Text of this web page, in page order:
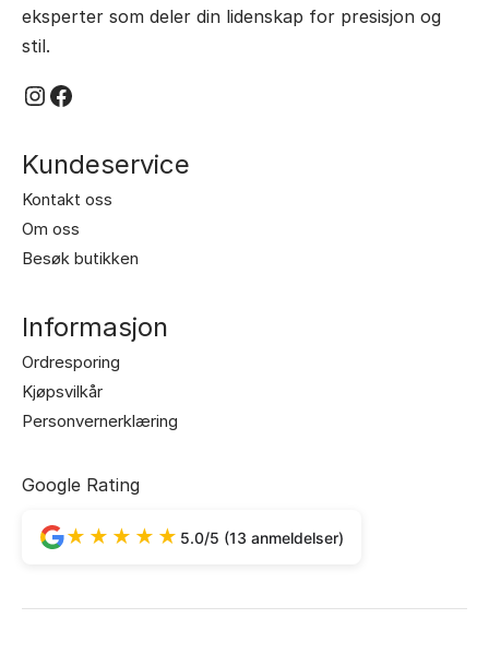
eksperter som deler din lidenskap for presisjon og
stil.
Instagram
Facebook
Kundeservice
Kontakt oss
Om oss
Besøk butikken
Informasjon
Ordresporing
Kjøpsvilkår
Personvernerklæring
Google Rating
★★★★★ 5.0/5 (13 anmeldelser)